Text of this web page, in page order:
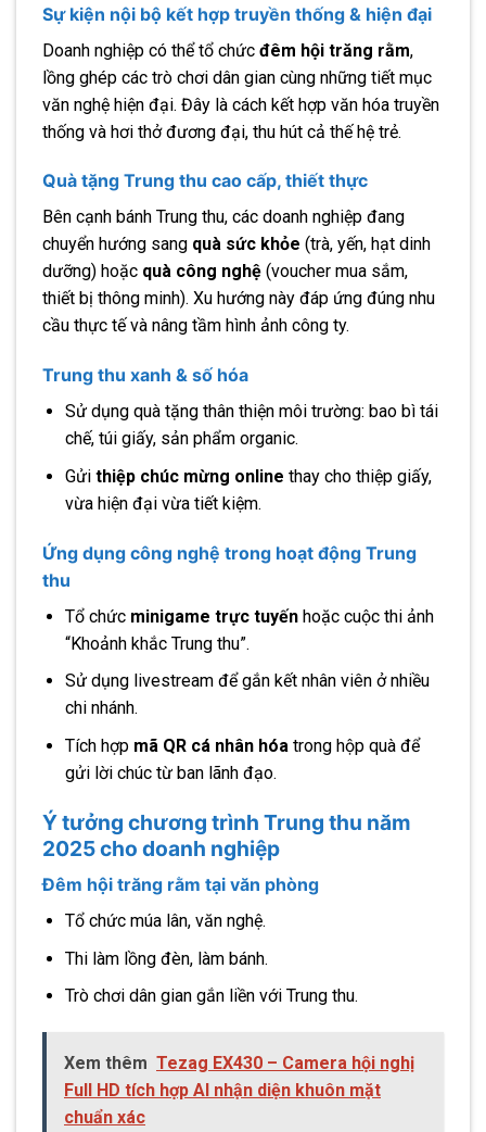
Sự kiện nội bộ kết hợp truyền thống & hiện đại
Doanh nghiệp có thể tổ chức đêm hội trăng rằm,
lồng ghép các trò chơi dân gian cùng những tiết mục
văn nghệ hiện đại. Đây là cách kết hợp văn hóa truyền
thống và hơi thở đương đại, thu hút cả thế hệ trẻ.
Quà tặng Trung thu cao cấp, thiết thực
Bên cạnh bánh Trung thu, các doanh nghiệp đang
chuyển hướng sang quà sức khỏe (trà, yến, hạt dinh
dưỡng) hoặc quà công nghệ (voucher mua sắm,
thiết bị thông minh). Xu hướng này đáp ứng đúng nhu
cầu thực tế và nâng tầm hình ảnh công ty.
Trung thu xanh & số hóa
Sử dụng quà tặng thân thiện môi trường: bao bì tái
chế, túi giấy, sản phẩm organic.
Gửi thiệp chúc mừng online thay cho thiệp giấy,
vừa hiện đại vừa tiết kiệm.
Ứng dụng công nghệ trong hoạt động Trung
thu
Tổ chức minigame trực tuyếnhoặc cuộc thi ảnh
“Khoảnh khắc Trung thu”.
Sử dụng livestream để gắn kết nhân viên ở nhiều
chi nhánh.
Tích hợp mã QR cá nhân hóatrong hộp quà để
gửi lời chúc từ ban lãnh đạo.
Ý tưởng chương trình Trung thu năm
2025 cho doanh nghiệp
Đêm hội trăng rằm tại văn phòng
Tổ chức múa lân, văn nghệ.
Thi làm lồng đèn, làm bánh.
Trò chơi dân gian gắn liền với Trung thu.
Xem thêm Tezag EX430 – Camera hội nghị
Full HD tích hợp AI nhận diện khuôn mặt
chuẩn xác